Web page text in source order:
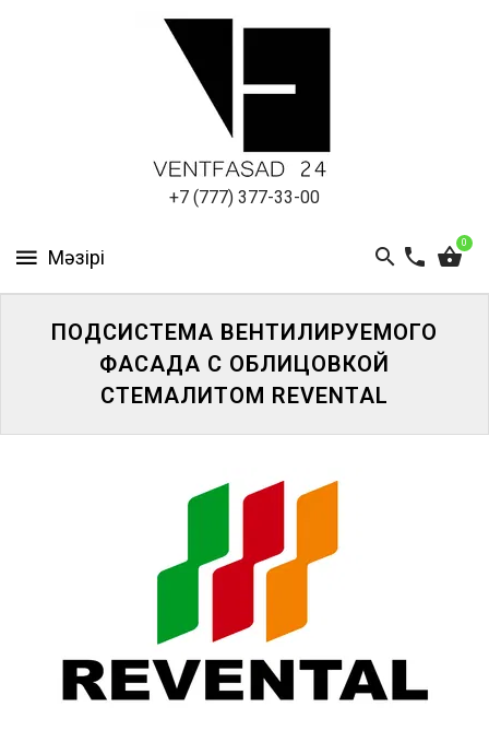
+7 (777) 377-33-00
0
ПАНЕЛИ
ПРОЕКТИРОВАНИЕ
ПОДСИСТЕМА ВЕНТИЛИРУЕМОГО
ФАСАДА С ОБЛИЦОВКОЙ
СТЕМАЛИТОМ REVENTAL